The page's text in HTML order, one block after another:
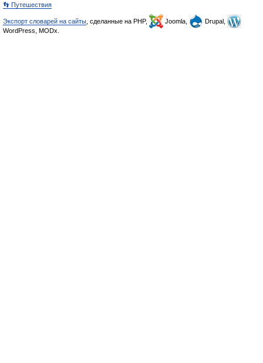
👣 Путешествия
Экспорт словарей на сайты , сделанные на PHP, Joomla,
Drupal,
WordPress, MODx.